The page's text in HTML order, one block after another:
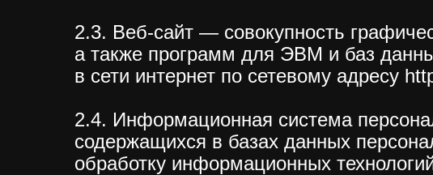
2.3. Веб-сайт — совокупность
а также программ для ЭВМ и баз
в сети интернет по сетевому адресу
2.4. Информационная система
содержащихся в базах данных
обработку информационных